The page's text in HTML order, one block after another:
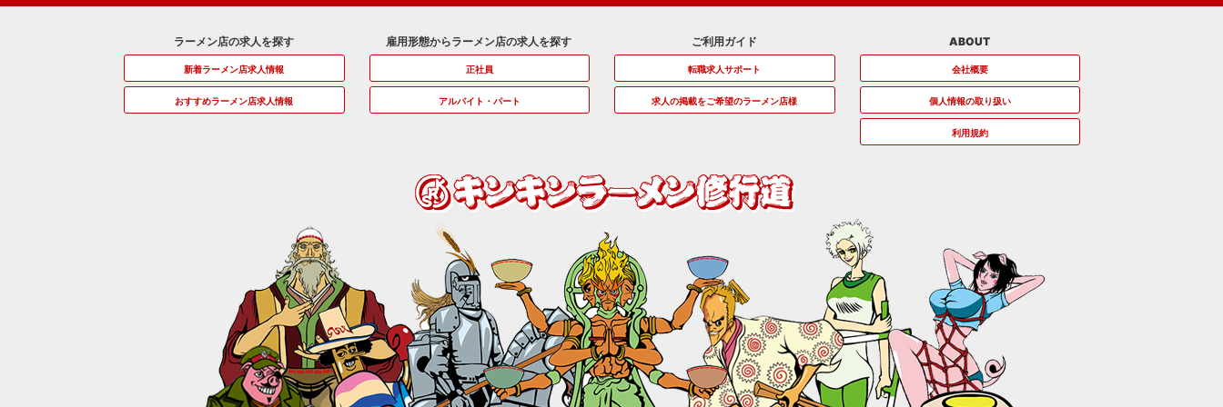
ラーメン店の求人を探す
新着ラーメン店求人情報
おすすめラーメン店求人情報
雇用形態からラーメン店の求人を探す
正社員
アルバイト・パート
ご利用ガイド
転職求人サポート
求人の掲載をご希望のラーメン店様
ABOUT
会社概要
個人情報の取り扱い
利用規約